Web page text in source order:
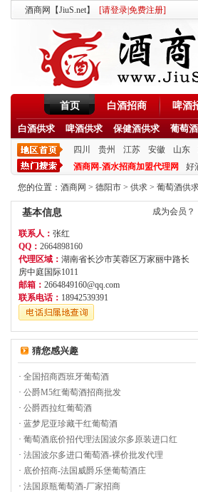
酒商网【JiuS.net】 [请登录免费注册]
首页 白酒招商 啤酒
白酒供求 啤酒供求 保健酒供求 葡萄
四川 贵州 江苏 安徽 山东
酒商网-酒水招商加盟代理网
好
您的位置： 酒商网 > 德阳市 > 供求 > 葡萄酒供
成为会员？
基本信息
联系人： 张红
QQ： 2664898160
代理区域： 湖南省长沙市芙蓉区万家丽中路长
房中庭国际1011
邮箱： 2664849160@qq.com
联系电话： 18942539391
猜您感兴趣
· 全国招商西班牙葡萄酒
· 公爵M5红葡萄酒招商批发
· 公爵西拉红葡萄酒
· 蓝梦尼亚珍藏干红葡萄酒
· 葡萄酒底价招代理法国波尔多原装进口红
· 法国波尔多进口葡萄酒-裸价批发代理
· 底价招商-法国威爵乐堡葡萄酒庄
· 法国原瓶葡萄酒-厂家招商